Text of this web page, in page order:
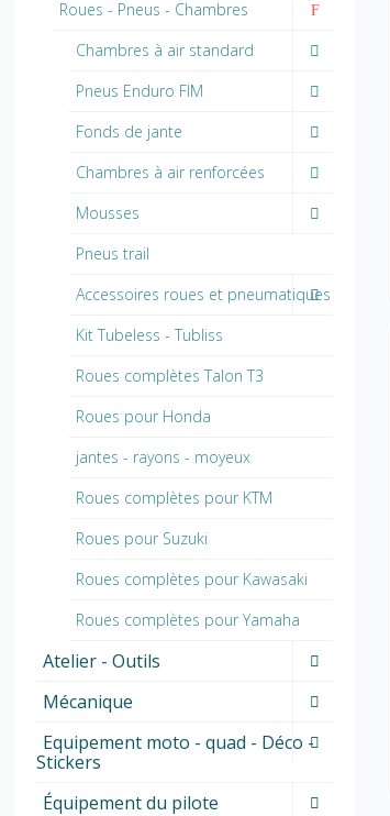
Roues - Pneus - Chambres
Chambres à air standard
Pneus Enduro FIM
Fonds de jante
Chambres à air renforcées
Mousses
Pneus trail
Accessoires roues et pneumatiques
Kit Tubeless - Tubliss
Roues complètes Talon T3
Roues pour Honda
jantes - rayons - moyeux
Roues complètes pour KTM
Roues pour Suzuki
Roues complètes pour Kawasaki
Roues complètes pour Yamaha
Atelier - Outils
Mécanique
Equipement moto - quad - Déco -
Stickers
Équipement du pilote